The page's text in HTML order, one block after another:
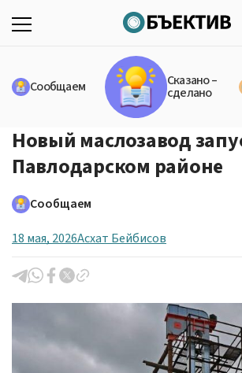
Сообщаем Сказано –
сделано
Новый маслозавод
Павлодарском районе
Сообщаем
18 мая, 2026Асхат Бейбисов